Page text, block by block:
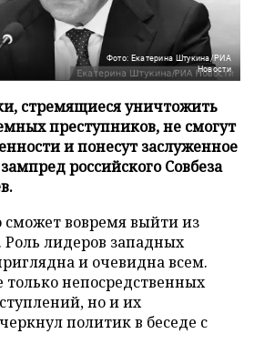
Фото: Екатерина Штукина/РИА
Новости
стремящиеся уничтожить
преступников, не смогут
и понесут заслуженное
российского Совбеза
сможет вовремя выйти из
лидеров западных
и очевидна всем.
непосредственных
но и их
политик в беседе с